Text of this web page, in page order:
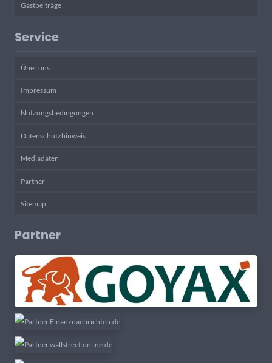
Gastbeiträge
Service
Über uns
Impressum
Nutzungsbedingungen
Datenschutzhinweis
Mediadaten
Partner
Sitemap
Partner